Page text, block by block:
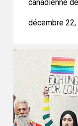
canadienne
décembre 22,
au
projet
de